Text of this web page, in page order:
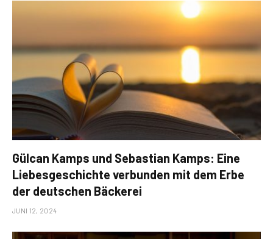
Gülcan Kamps und Sebastian Kamps: Eine
Liebesgeschichte verbunden mit dem Erbe
der deutschen Bäckerei
JUNI 12, 2024